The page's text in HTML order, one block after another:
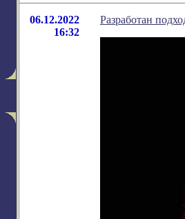
06.12.2022
16:32
Разработан